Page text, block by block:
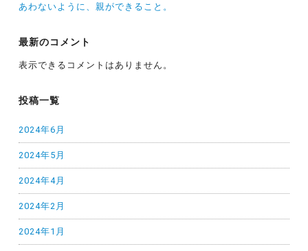
あわないように、親ができること。
最新のコメント
表示できるコメントはありません。
投稿一覧
2024年6月
2024年5月
2024年4月
2024年2月
2024年1月